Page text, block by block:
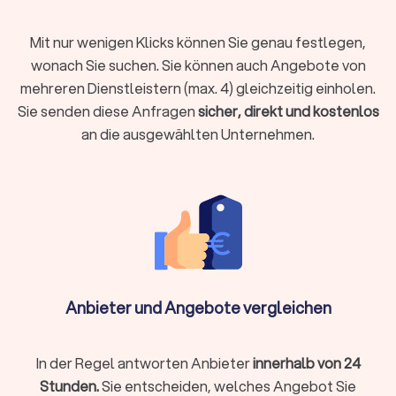
Tierhalterhaftpflicht: Bei einem unabhängigen
Versicherungsberater in Memmingen sind Sie in den besten
Baufinanzierung, Hypotheken & Immobilien
Experten für die Baufinanzierung
Hypotheken und Immobilien allgemein helfen Ihnen, das
Beste aus Ihrer Immobiliensituation herauszuholen.
Vermögensverwaltung, Finanzplanung & -
beratung
noch am Anfang der Finanzplanung steht, möchte Vermögen
aufbauen. Für Berater zu Vermögensverwaltung,
Mit nur wenigen Klicks können Sie genau festlegen,
wonach Sie suchen. Sie können auch Angebote von
mehreren Dienstleistern (max. 4) gleichzeitig einholen.
Sie senden diese Anfragensicher, direkt und kostenlos
an die ausgewählten Unternehmen.
Anbieter und Angebote vergleichen
In der Regel antworten Anbieterinnerhalb von 24
Stunden.Sie entscheiden, welches Angebot Sie